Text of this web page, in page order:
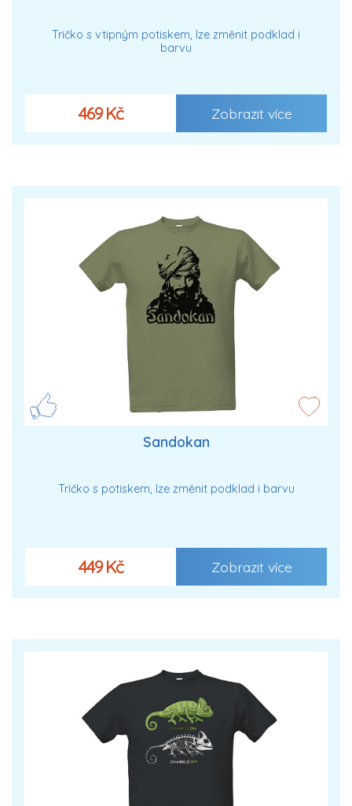
Tričko s vtipným potiskem, lze změnit podklad i
barvu
469 Kč Zobrazit více
Sandokan
Tričko s potiskem, lze změnit podklad i barvu
449 Kč Zobrazit více